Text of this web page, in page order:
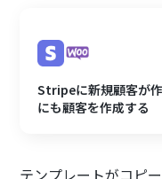
Stripeに新規顧客が
にも顧客を作成する
テンプレートがコピ